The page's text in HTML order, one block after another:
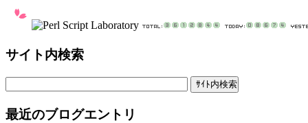
サイト内検索
最近のブログエントリ